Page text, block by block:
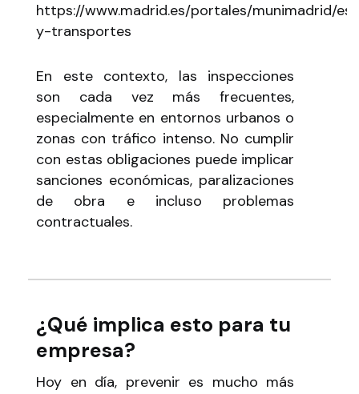
https://www.madrid.es/portales/munimadrid/
y-transportes
En este contexto, las inspecciones
son cada vez más frecuentes,
especialmente en entornos urbanos o
zonas con tráfico intenso. No cumplir
con estas obligaciones puede implicar
sanciones económicas, paralizaciones
de obra e incluso problemas
contractuales.
¿Qué implica esto para tu
empresa?
Hoy en día, prevenir es mucho más